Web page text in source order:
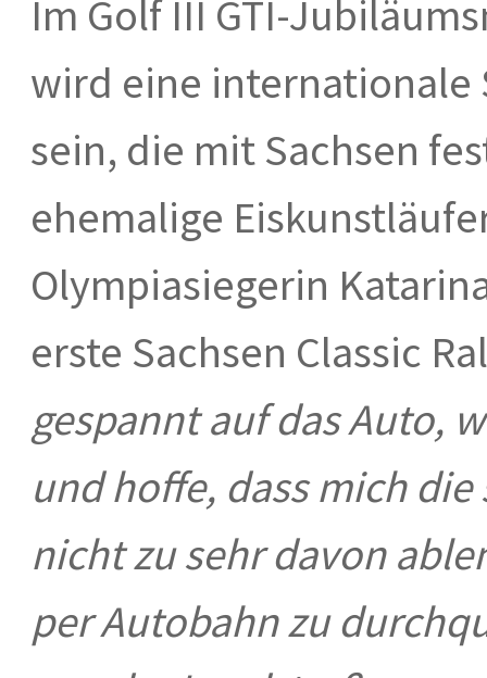
Im Golf III GTI-
wird eine internationale
sein, die mit Sachsen
ehemalige
Olympiasiegerin
erste Sachsen Classic
gespannt auf das Auto,
und hoffe, dass mich
nicht zu sehr davon
per Autobahn zu